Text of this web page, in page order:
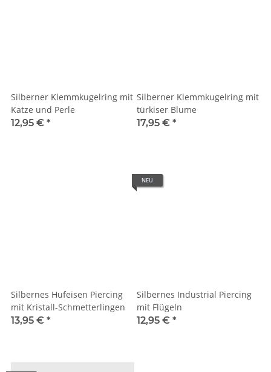
Silberner Klemmkugelring mit
Katze und Perle
12,95 € *
Silberner Klemmkugelring mit
türkiser Blume
17,95 € *
Silbernes Hufeisen Piercing
mit Kristall-Schmetterlingen
13,95 € *
NEU
Silbernes Industrial Piercing
mit Flügeln
12,95 € *